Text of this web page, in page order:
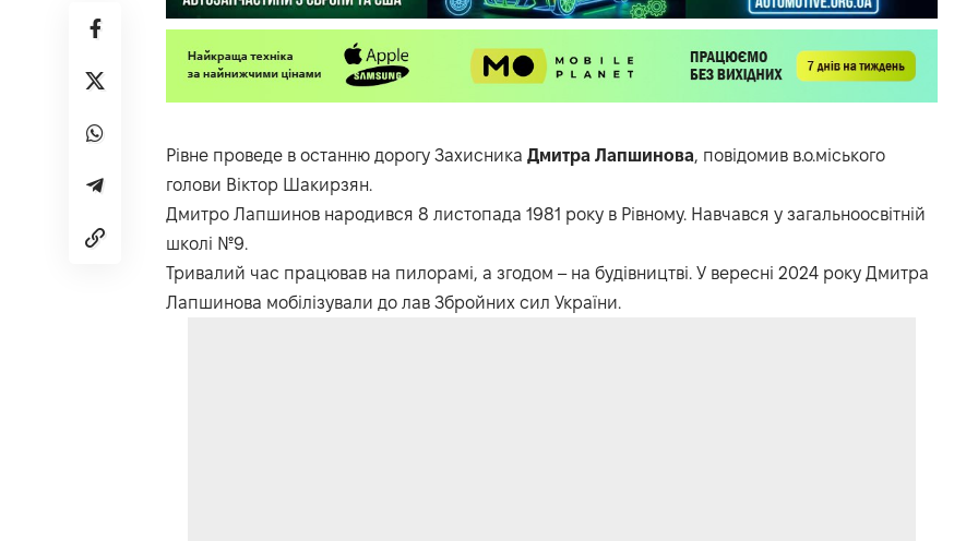
Рівне проведе в останню дорогу Захисника Дмитра Лапшинова, повідомив в.о.міського
голови Віктор Шакирзян.
Дмитро Лапшинов народився 8 листопада 1981 року в Рівному. Навчався у загальноосвітній
школі №9.
Тривалий час працював на пилорамі, а згодом – на будівництві. У вересні 2024 року Дмитра
Лапшинова мобілізували до лав Збройних сил України.